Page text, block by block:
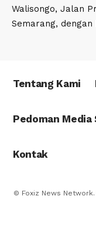
Walisongo, Jalan
Semarang, dengan
Tentang Kami
Pedoman Media
Kontak
© Foxiz News Network.